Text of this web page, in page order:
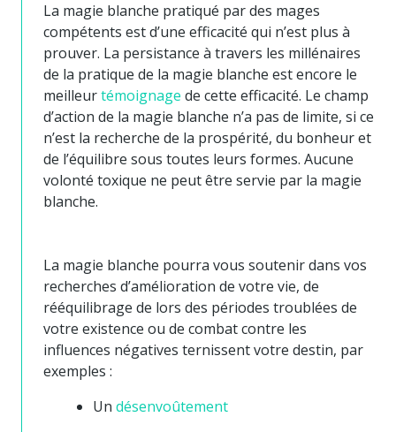
La magie blanche pratiqué par des mages
compétents est d’une efficacité qui n’est plus à
prouver. La persistance à travers les millénaires
de la pratique de la magie blanche est encore le
meilleurtémoignage de cette efficacité. Le champ
d’action de la magie blanche n’a pas de limite, si ce
n’est la recherche de la prospérité, du bonheur et
de l’équilibre sous toutes leurs formes. Aucune
volonté toxique ne peut être servie par la magie
blanche.
La magie blanche pourra vous soutenir dans vos
recherches d’amélioration de votre vie, de
rééquilibrage de lors des périodes troublées de
votre existence ou de combat contre les
influences négatives ternissent votre destin, par
exemples :
Un désenvoûtement